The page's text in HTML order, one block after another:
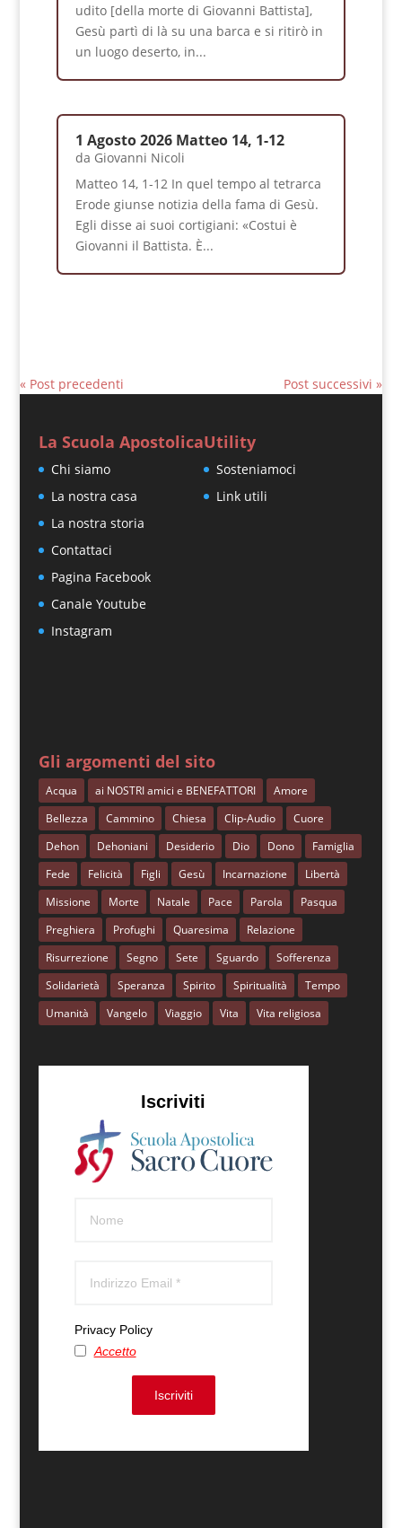
udito [della morte di Giovanni Battista],
Gesù partì di là su una barca e si ritirò in
un luogo deserto, in...
1 Agosto 2026 Matteo 14, 1-12
da Giovanni Nicoli
Matteo 14, 1-12 In quel tempo al tetrarca
Erode giunse notizia della fama di Gesù.
Egli disse ai suoi cortigiani: «Costui è
Giovanni il Battista. È...
« Post precedenti Post successivi »
La Scuola Apostolica
Chi siamo
La nostra casa
La nostra storia
Contattaci
Pagina Facebook
Canale Youtube
Instagram
Utility
Sosteniamoci
Link utili
Gli argomenti del sito
Acqua ai NOSTRI amici e BENEFATTORI
Amore
Bellezza
Cammino Chiesa Clip-Audio
Cuore
Dehon
Dehoniani Desiderio Dio Dono
Famiglia
Fede
Felicità Figli Gesù Incarnazione
Libertà
Missione
Morte Natale Pace Parola
Pasqua
Preghiera
Profughi Quaresima
Relazione
Risurrezione
Segno Sete Sguardo
Sofferenza
Solidarietà
Speranza Spirito Spiritualità
Tempo
Umanità
Vangelo Viaggio Vita Vita religiosa
Iscriviti
Privacy Policy
Accetto
Iscriviti